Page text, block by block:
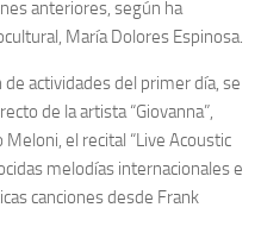
anteriores, según ha
María Dolores Espinosa.
actividades del primer día, se
de la artista “Giovanna”,
el recital “Live Acoustic
melodías internacionales e
canciones desde Frank